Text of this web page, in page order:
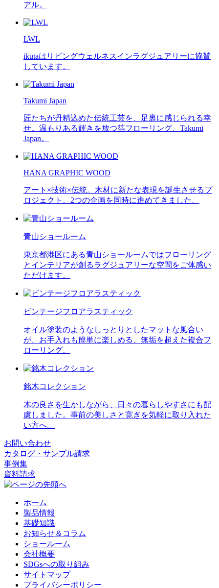
アル。
LWL
ikutaはリビングウェルネスインラグジュアリーに協賛
しています。
Takumi Japan
匠たちが丹精込めた伝統工芸を、足裏に感じられる幸
せ。温もりある輝きを放つ箔フローリング、Takumi
Japan。
HANA GRAPHIC WOOD
アート×技術×伝統。木材に新たな表現を誕生させるプ
ロジェクト。2つの企画を同時に進めてきました。
青山ショールーム
東京都港区にある青山ショールームではフローリング
とインテリアが創るラグジュアリーな空間をご体感い
ただけます。
ビンテージフロアラスティック
オイル塗装のようなしっとりとしたマットな風合い
が、お手入れも簡単に楽しめる、無垢を超えた複合フ
ローリング。
銘木コレクション
木の良さを生かしながら、日々の暮らしやすさにも配
慮しました。事前の美しさと寛ぎを気軽に取り入れた
い方へ。
お問い合わせ
カタログ・サンプル請求
事例集
資料請求
ホーム
製品情報
基礎知識
お知らせ＆コラム
ショールーム
会社概要
SDGsへの取り組み
サイトマップ
プライバシーポリシー